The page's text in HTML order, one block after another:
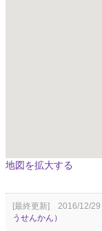
地図を拡大する
[最終更新] 2016/12/29
うせんかん）